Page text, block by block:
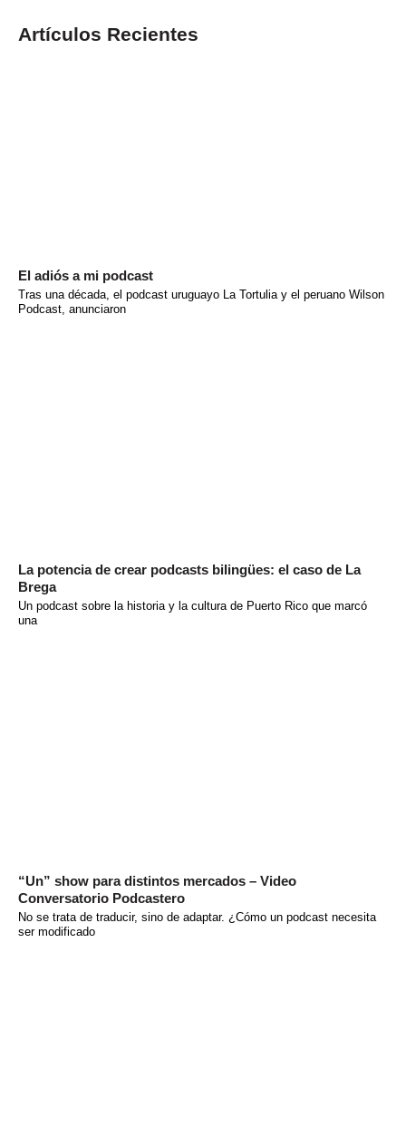
Artículos Recientes
El adiós a mi podcast
Tras una década, el podcast uruguayo La Tortulia y el peruano Wilson
Podcast, anunciaron
La potencia de crear podcasts bilingües: el caso de La
Brega
Un podcast sobre la historia y la cultura de Puerto Rico que marcó
una
“Un” show para distintos mercados – Video
Conversatorio Podcastero
No se trata de traducir, sino de adaptar. ¿Cómo un podcast necesita
ser modificado